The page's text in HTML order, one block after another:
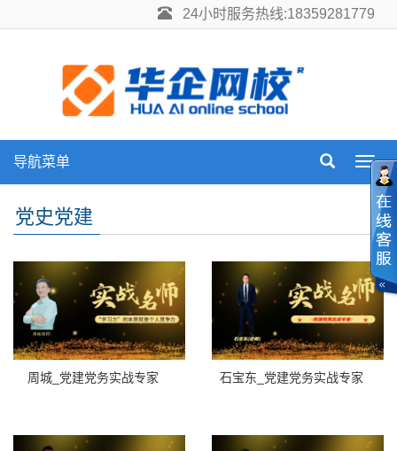
24小时服务热线:18359281779
导航菜单
党史党建
周城_党建党务实战专家 石宝东_党建党务实战专家